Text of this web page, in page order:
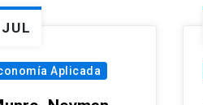
JUL
Aplicada